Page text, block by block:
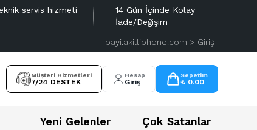
servis hizmeti
14 Gün İçinde Kolay
İade/Değişim
bayi.akilliphone.com > Giriş
Müşteri Hizmetleri
7/24 DESTEK
Hesap
Giriş
Sepetim
₺ 0.00
Yeni Gelenler Çok Satanlar